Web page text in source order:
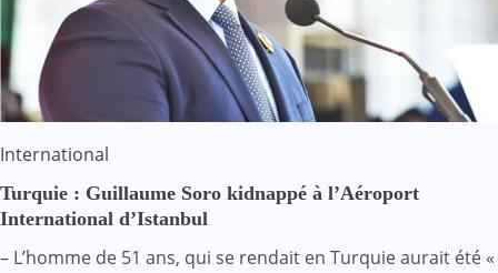
International
Turquie : Guillaume Soro kidnappé à l’Aéroport
International d’Istanbul
– L’homme de 51 ans, qui se rendait en Turquie aurait été «